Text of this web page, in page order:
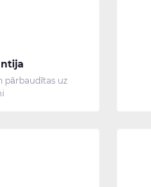
pārbaudītas uz